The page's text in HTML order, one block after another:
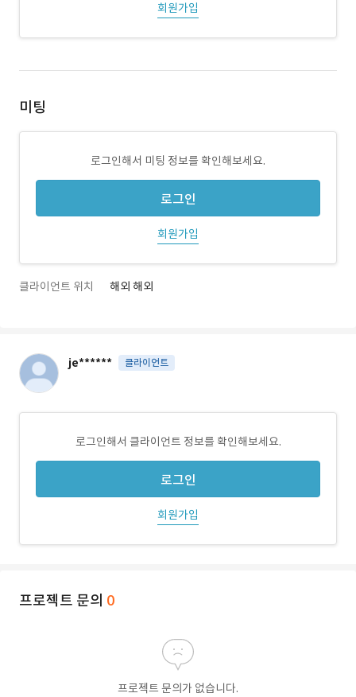
회원가입
미팅
로그인해서 미팅 정보를 확인해보세요.
로그인
회원가입
클라이언트 위치 해외 해외
je****** 클라이언트
로그인해서 클라이언트 정보를 확인해보세요.
로그인
회원가입
프로젝트 문의 0
프로젝트 문의가 없습니다.